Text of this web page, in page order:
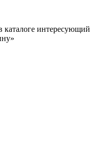
каталоге интересующий